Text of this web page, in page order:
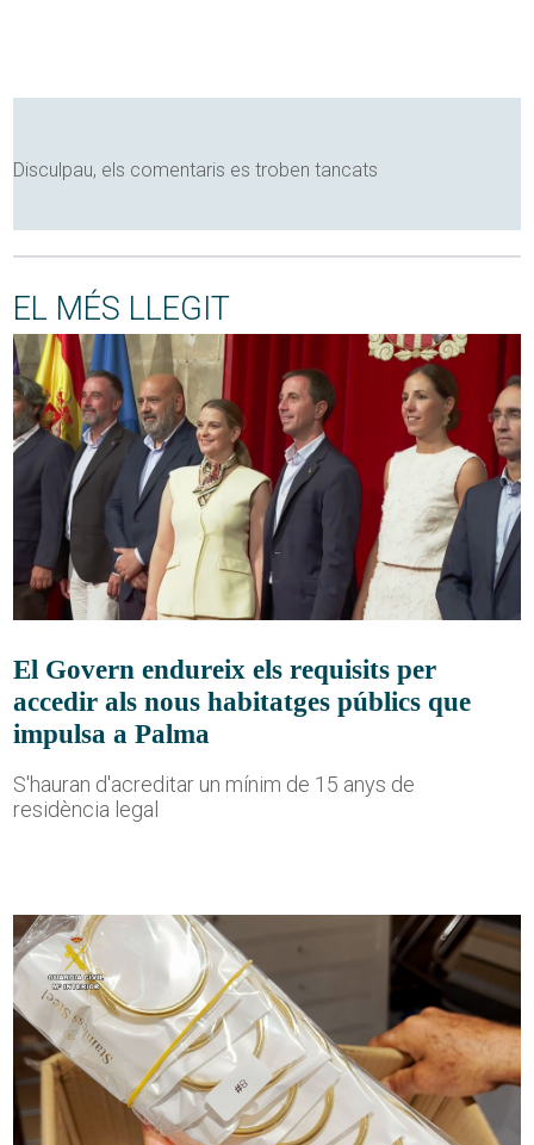
Disculpau, els comentaris es troben tancats
EL MÉS LLEGIT
El Govern endureix els requisits per
accedir als nous habitatges públics que
impulsa a Palma
S'hauran d'acreditar un mínim de 15 anys de
residència legal